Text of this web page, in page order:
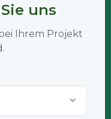
uns
Ihrem Projekt